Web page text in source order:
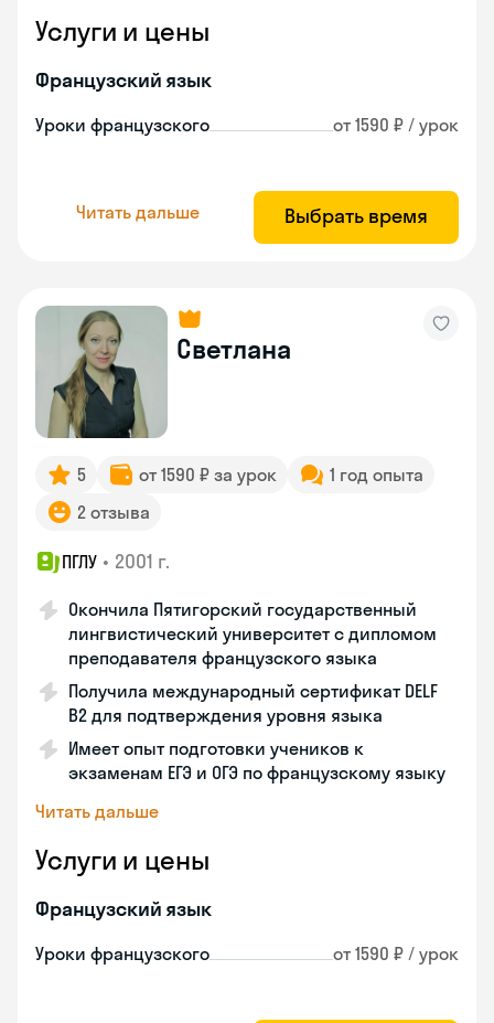
Услуги и цены
Французский язык
Уроки французского от 1590 ₽ / урок
Читать дальше Выбрать время
Светлана
5 от 1590 ₽ за урок
1 год опыта
2 отзыва
ПГЛУ • 2001 г.
Окончила Пятигорский государственный
лингвистический университет с дипломом
преподавателя французского языка
Получила международный сертификат DELF
B2 для подтверждения уровня языка
Имеет опыт подготовки учеников к
экзаменам ЕГЭ и ОГЭ по французскому языку
Читать дальше
Услуги и цены
Французский язык
Уроки французского от 1590 ₽ / урок